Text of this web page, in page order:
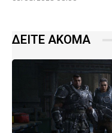
ΔΕΙΤΕ ΑΚΟΜΑ